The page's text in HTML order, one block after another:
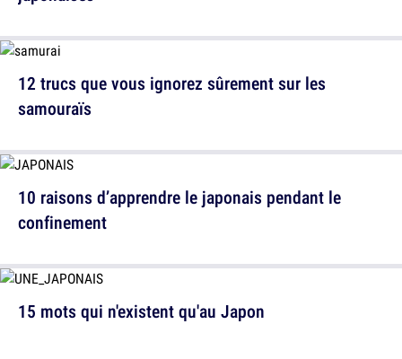
15 mots qui n'existent qu'au Japon
12 trucs que vous ignorez sûrement sur les
samouraïs
10 raisons d’apprendre le japonais pendant le
confinement